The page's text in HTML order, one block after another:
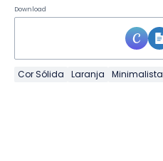
Download
Cor Sólida Laranja Minimalista